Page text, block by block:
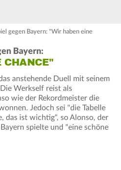
gegen Bayern: "Wir haben eine
Bayern:
CHANCE"
anstehende Duell mit seinem
Werkself reist als
wie der Rekordmeister die
Jedoch sei "die Tabelle
das ist wichtig", so Alonso, der
spielte und "eine schöne